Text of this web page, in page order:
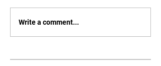
Write a comment...